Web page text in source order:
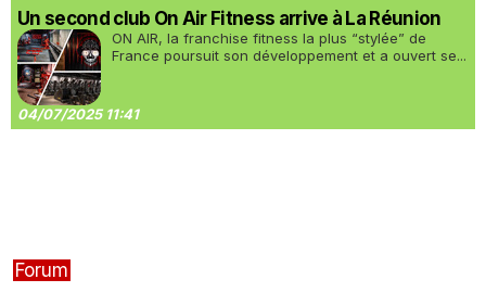
Un second club On Air Fitness arrive à La Réunion
ON AIR, la franchise fitness la plus “stylée” de
France poursuit son développement et a ouvert se...
04/07/2025 11:41
Forum